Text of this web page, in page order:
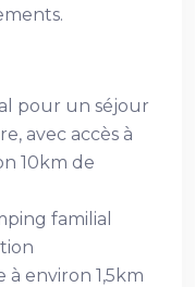
pour un séjour
avec accès à
10km de
familial
environ 1,5km